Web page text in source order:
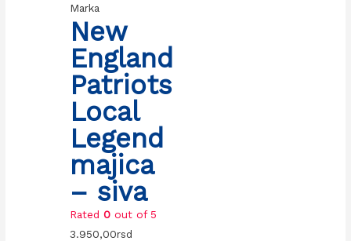
Marka
New
England
Patriots
Local
Legend
majica
– siva
Rated0 out of 5
3.950,00rsd